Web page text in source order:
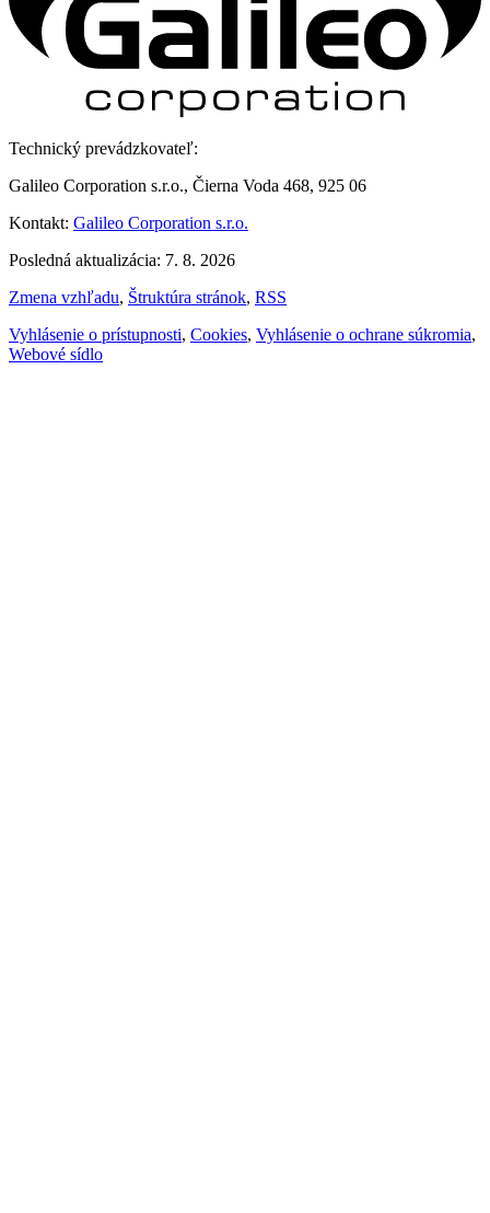
Technický prevádzkovateľ:
Galileo Corporation s.r.o., Čierna Voda 468, 925 06
Kontakt: Galileo Corporation s.r.o.
Posledná aktualizácia: 7. 8. 2026
Zmena vzhľadu, Štruktúra stránok, RSS
Vyhlásenie o prístupnosti, Cookies, Vyhlásenie o ochrane súkromia,
Webové sídlo